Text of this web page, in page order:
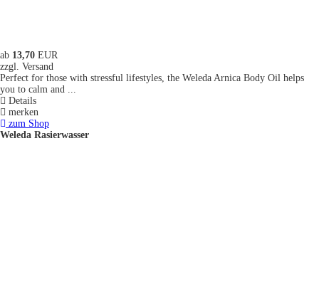
ab 13,70 EUR
zzgl. Versand
Perfect for those with stressful lifestyles, the Weleda Arnica Body Oil helps
you to calm and ...
Details
merken
zum Shop
Weleda Rasierwasser